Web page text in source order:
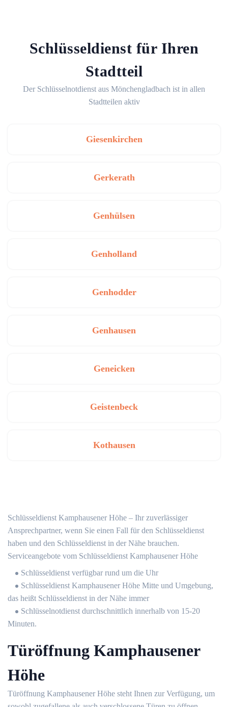
Schlüsseldienst für Ihren
Stadtteil
Der Schlüsselnotdienst aus Mönchengladbach ist in allen
Stadtteilen aktiv
Giesenkirchen
Gerkerath
Genhülsen
Genholland
Genhodder
Genhausen
Geneicken
Geistenbeck
Kothausen
Schlüsseldienst Kamphausener Höhe – Ihr zuverlässiger
Ansprechpartner, wenn Sie einen Fall für den Schlüsseldienst
haben und den Schlüsseldienst in der Nähe brauchen.
Serviceangebote vom Schlüsseldienst Kamphausener Höhe
Schlüsseldienst verfügbar rund um die Uhr
Schlüsseldienst Kamphausener Höhe Mitte und Umgebung,
das heißt Schlüsseldienst in der Nähe immer
Schlüsselnotdienst durchschnittlich innerhalb von 15-20
Minuten.
Türöffnung Kamphausener
Höhe
Türöffnung Kamphausener Höhe steht Ihnen zur Verfügung, um